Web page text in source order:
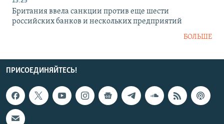
Британия ввела санкции против еще шести
российских банков и нескольких предприятий
БОЛЬШЕ
ПРИСОЕДИНЯЙТЕСЬ!